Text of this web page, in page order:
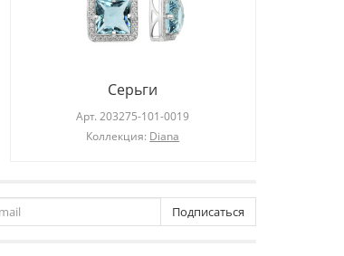
Серьги
Арт.203275-101-0019
Коллекция: Diana
Подписаться